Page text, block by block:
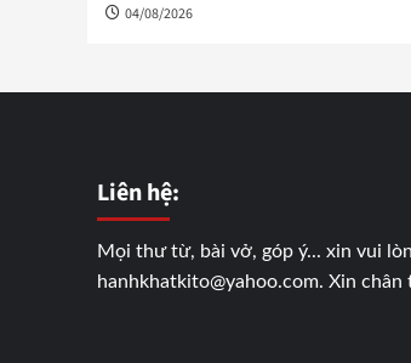
04/08/2026
Liên hệ:
Mọi thư từ, bài vở, góp ý... xin vui
hanhkhatkito@yahoo.com. Xin chân